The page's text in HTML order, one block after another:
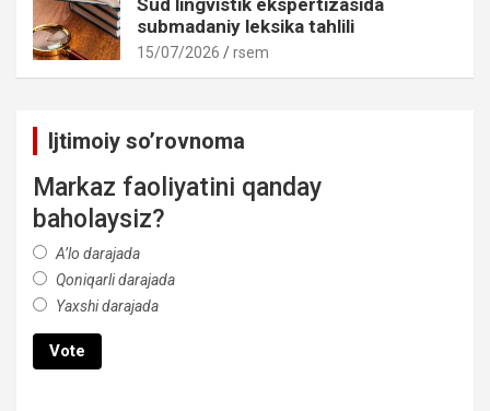
submadaniy leksika tahlili
15/07/2026 rsem
Ijtimoiy so’rovnoma
Markaz faoliyatini qanday
baholaysiz?
A’lo darajada
Qoniqarli darajada
Yaxshi darajada